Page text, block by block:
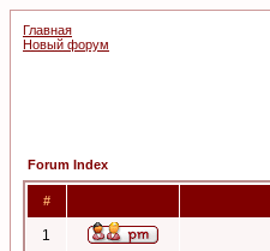
Главная
Новый форум
Forum Index
#
1